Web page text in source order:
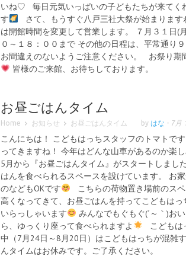
いね♡ 毎日元気いっぱいの子どもたちが来てく
す
さて、もうすぐ八戸三社大祭が始まります
は開館時間を変更して営業します。 ７月３１日(
０～１８：００まで その他の日程は、平常通り
お間違えのないようご注意ください。 お祭り期
皆様のご来館、お待ちしております。
お昼ごはんタイム
Home お知らせ お昼ごはんタイム by はな - 7月
こんにちは！ こどもはっちスタッフのトマトで
ってきますね！ 今年はどんな山車があるのか楽
5月から『お昼ごはんタイム』がスタートしまし
はんを食べられるスペースを設けています。 お
のなどもOKです
こちらの荷物置き場前のス
高くなってきて、お昼ごはんを持ってこどもは
いらっしゃいます
みんなでもぐもぐ(´～｀)お
ら、ゆっくり座って食べられますよ
こどもは
中（7月24日～8月20日）はこどもはっちが混雑
んタイムはお休みです。ご了承ください。